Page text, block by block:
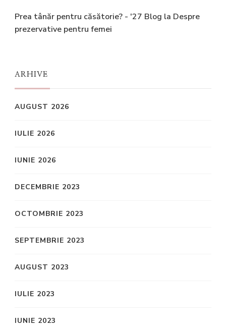
Prea tânăr pentru căsătorie? - '27 Blog la Despre
prezervative pentru femei
ARHIVE
AUGUST 2026
IULIE 2026
IUNIE 2026
DECEMBRIE 2023
OCTOMBRIE 2023
SEPTEMBRIE 2023
AUGUST 2023
IULIE 2023
IUNIE 2023